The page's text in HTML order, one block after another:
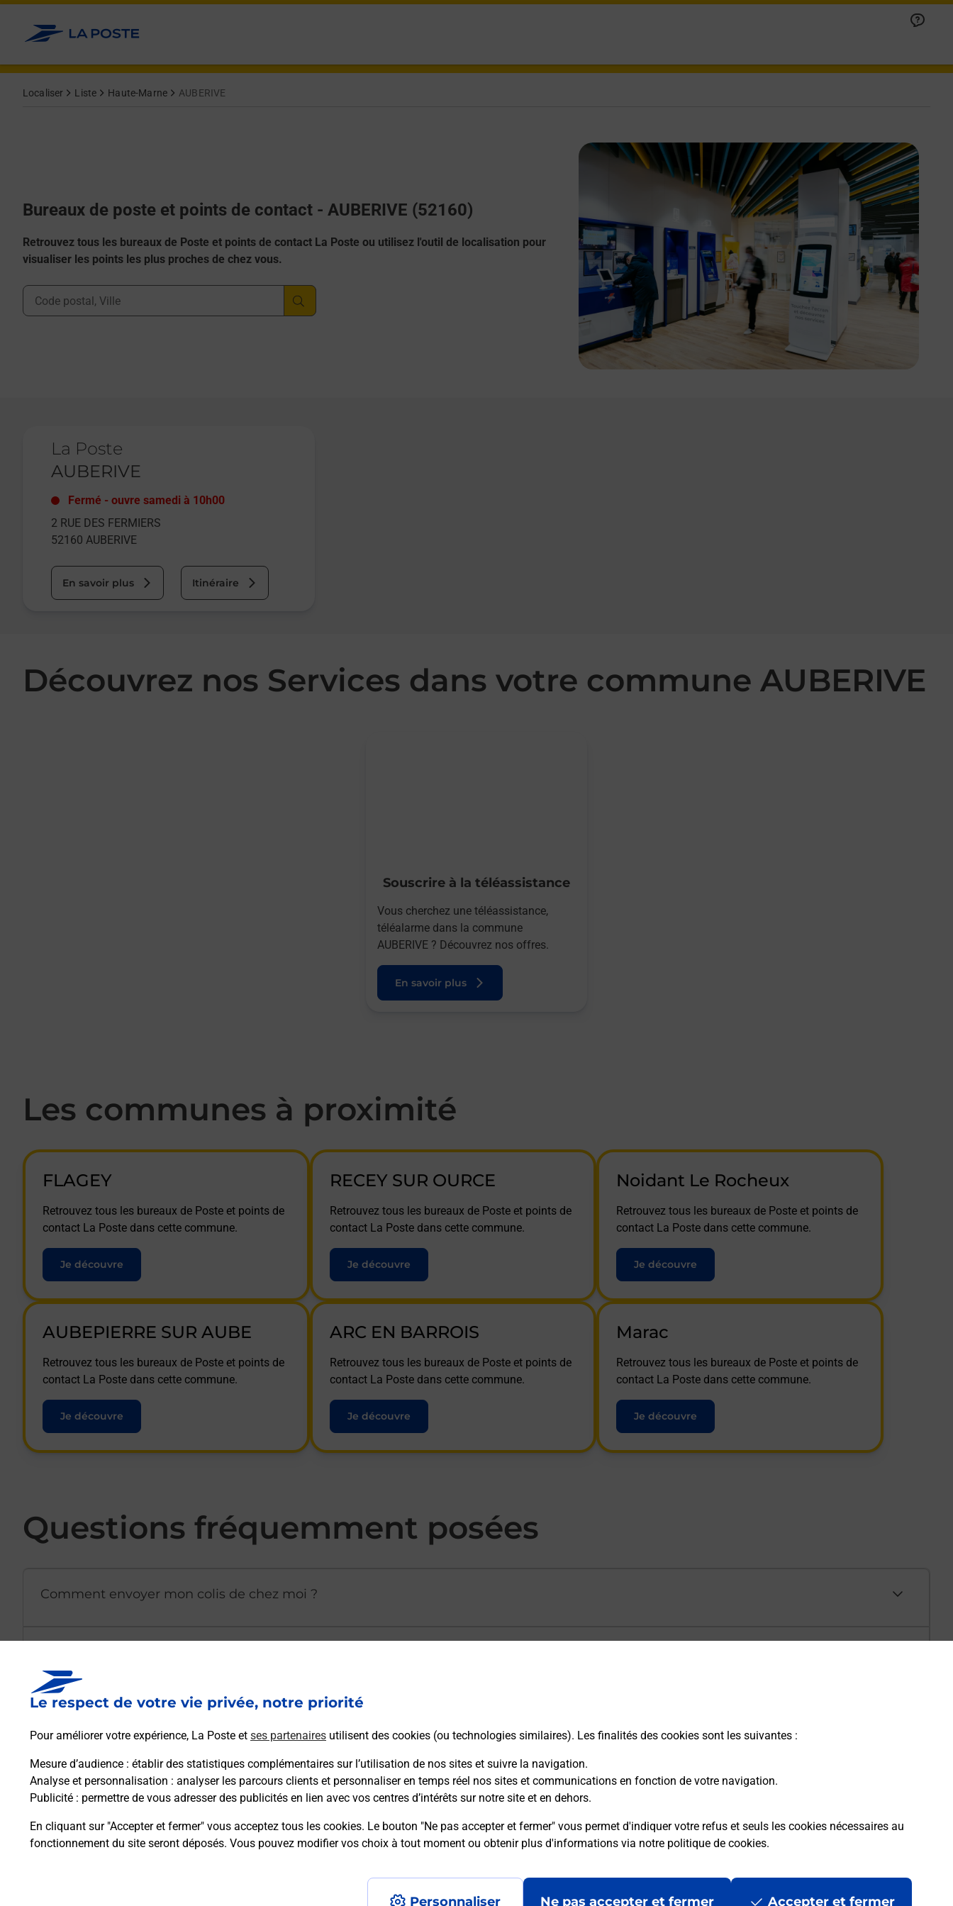
Le respect de votre vie privée, notre priorité
Pour améliorer votre expérience, La Poste et ses partenaires utilisent des cookies (ou technologies similaires). Les finalités des cookies sont les suivantes :
Mesure d’audience : établir des statistiques complémentaires sur l’utilisation de nos sites et suivre la navigation.
Analyse et personnalisation : analyser les parcours clients et personnaliser en temps réel nos sites et communications en fonction de votre navigation.
Publicité : permettre de vous adresser des publicités en lien avec vos centres d’intérêts sur notre site et en dehors.
En cliquant sur "Accepter et fermer" vous acceptez tous les cookies. Le bouton "Ne pas accepter et fermer" vous permet d'indiquer votre refus et seuls les cookies nécessaires au
fonctionnement du site seront déposés. Vous pouvez modifier vos choix à tout moment ou obtenir plus d'informations via notre politique de cookies.
Personnaliser Ne pas accepter et fermer Accepter et fermer
Allez au contenu
Localiser Liste Haute-Marne AUBERIVE
Bureaux de poste et points de contact - AUBERIVE (52160)
Retrouvez tous les bureaux de Poste et points de contact La Poste ou utilisez l'outil de localisation pour
visualiser les points les plus proches de chez vous.
Ville, Département, Code Postal
La Poste
AUBERIVE
Fermé - ouvre samedi à 10h00
2 RUE DES FERMIERS
52160 AUBERIVE
En savoir plus Itinéraire
Découvrez nos Services dans votre commune AUBERIVE
Souscrire à la téléassistance
Vous cherchez une téléassistance,
téléalarme dans la commune
AUBERIVE ? Découvrez nos offres.
En savoir plus
Les communes à proximité
FLAGEY
Retrouvez tous les bureaux de Poste et points de
contact La Poste dans cette commune.
Je découvre
RECEY SUR OURCE
Retrouvez tous les bureaux de Poste et points de
contact La Poste dans cette commune.
Je découvre
Noidant Le Rocheux
Retrouvez tous les bureaux de Poste et points de
contact La Poste dans cette commune.
Je découvre
AUBEPIERRE SUR AUBE
Retrouvez tous les bureaux de Poste et points de
contact La Poste dans cette commune.
Je découvre
ARC EN BARROIS
Retrouvez tous les bureaux de Poste et points de
contact La Poste dans cette commune.
Je découvre
Marac
Retrouvez tous les bureaux de Poste et points de
contact La Poste dans cette commune.
Je découvre
Questions fréquemment posées
Comment envoyer mon colis de chez moi ?
Afficher ou masquer la réponse
Afficher ou masquer la réponse
Comment demander une modification de livraison ?
Afficher ou masquer la réponse
Comment La Poste participe-t-elle à votre sécurité au quotidien ?
Afficher ou masquer la réponse
Puis-je passer mon code de la route avec La Poste et sous quelles conditions ?
Afficher ou masquer la réponse